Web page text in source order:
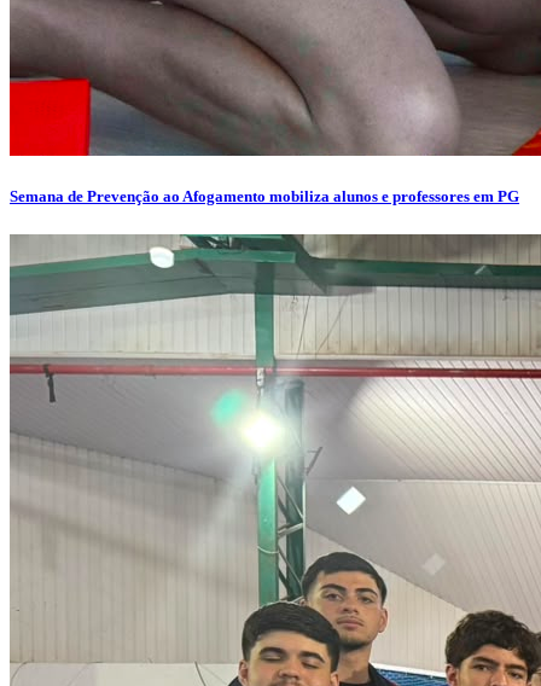
Semana de Prevenção ao Afogamento mobiliza alunos e professores em PG